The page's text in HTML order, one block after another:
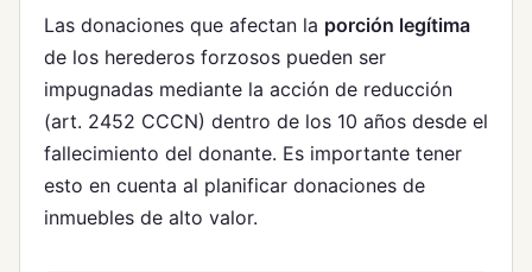
Las donaciones que afectan la porción legítima
de los herederos forzosos pueden ser
impugnadas mediante la acción de reducción
(art. 2452 CCCN) dentro de los 10 años desde el
fallecimiento del donante. Es importante tener
esto en cuenta al planificar donaciones de
inmuebles de alto valor.